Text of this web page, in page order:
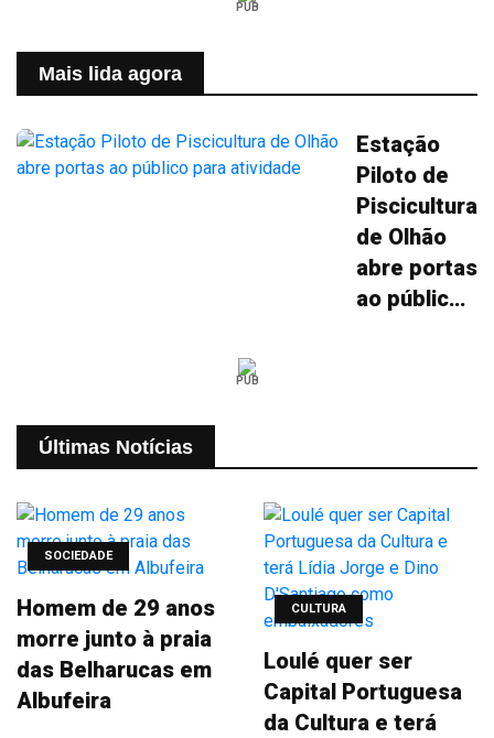
PUB
Mais lida agora
Estação
Piloto de
Piscicultura
de Olhão
abre portas
ao público
PUB
Últimas Notícias
SOCIEDADE
Homem de 29 anos
morre junto à praia
das Belharucas em
Albufeira
CULTURA
Loulé quer ser
Capital Portuguesa
da Cultura e terá